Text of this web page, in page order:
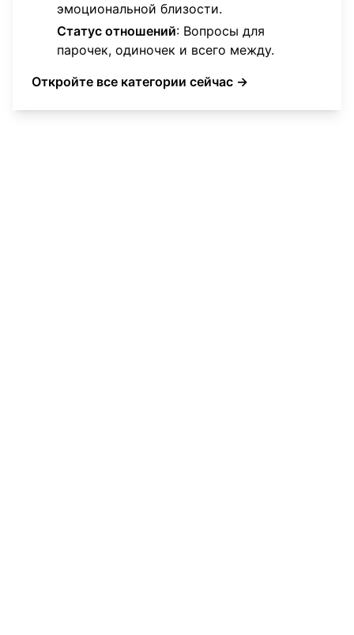
эмоциональной близости.
Статус отношений: Вопросы для
парочек, одиночек и всего между.
Откройте все категории сейчас →